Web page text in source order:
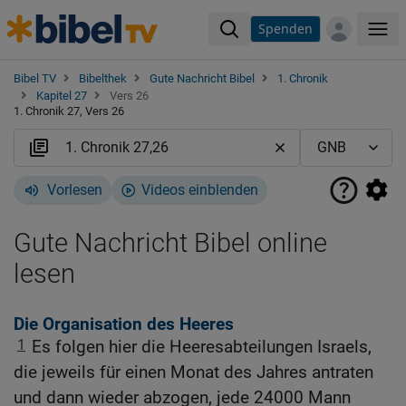
Spenden
Bibel TV Bibelthek Gute Nachricht Bibel
1. Chronik
Kapitel 27
Vers 26
1. Chronik 27, Vers 26
Vorlesen Videos einblenden
Gute Nachricht Bibel online
lesen
Die Organisation des Heeres
1
Es folgen hier die Heeresabteilungen Israels,
die jeweils für einen Monat des Jahres antraten
und dann wieder abzogen, jede 24000 Mann